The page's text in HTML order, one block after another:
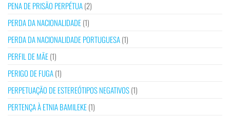
PENA DE PRISÃO PERPÉTUA(2)
PERDA DA NACIONALIDADE(1)
PERDA DA NACIONALIDADE PORTUGUESA(1)
PERFIL DE MÃE(1)
PERIGO DE FUGA(1)
PERPETUAÇÃO DE ESTEREÓTIPOS NEGATIVOS(1)
PERTENÇA À ETNIA BAMILEKE(1)